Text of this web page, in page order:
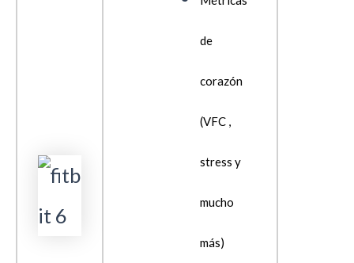
de
corazón
(VFC ,
stress y
mucho
más)